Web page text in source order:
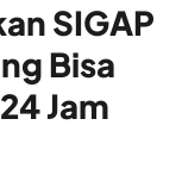
SIGAP
Bisa
Jam